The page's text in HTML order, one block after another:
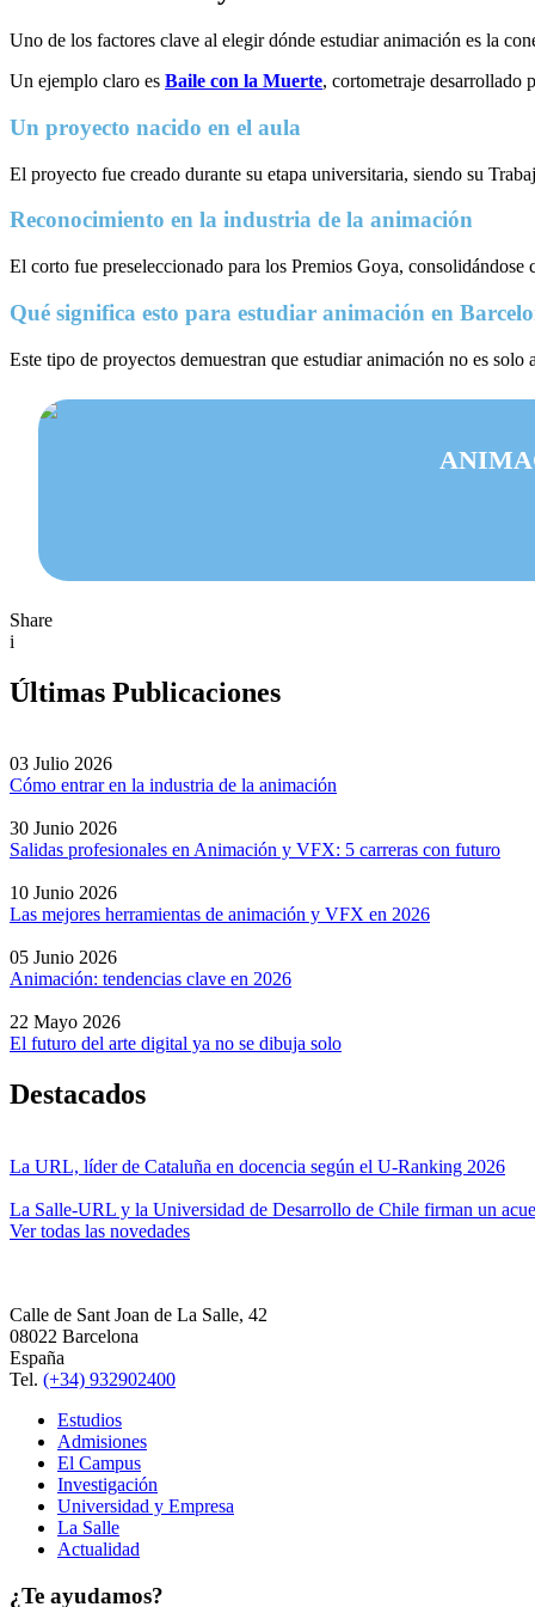
Uno de los factores clave al elegir dónde estudiar animación es la
Un ejemplo claro es Baile con la Muerte, cortometraje desarrollado
Un proyecto nacido en el aula
El proyecto fue creado durante su etapa universitaria, siendo su
Reconocimiento en la industria de la animación
El corto fue preseleccionado para los Premios Goya,
Qué significa esto para estudiar animación en
Este tipo de proyectos demuestran que estudiar animación no es
Share
i
Últimas Publicaciones
03 Julio 2026
Cómo entrar en la industria de la animación
30 Junio 2026
Salidas profesionales en Animación y VFX: 5 carreras con futuro
10 Junio 2026
Las mejores herramientas de animación y VFX en 2026
05 Junio 2026
Animación: tendencias clave en 2026
22 Mayo 2026
El futuro del arte digital ya no se dibuja solo
Destacados
La URL, líder de Cataluña en docencia según el U-Ranking 2026
La Salle-URL y la Universidad de Desarrollo de Chile firman un
Ver todas las novedades
Calle de Sant Joan de La Salle, 42
08022 Barcelona
España
Tel. (+34) 932902400
Estudios
Admisiones
El Campus
Investigación
Universidad y Empresa
La Salle
Actualidad
¿Te ayudamos?